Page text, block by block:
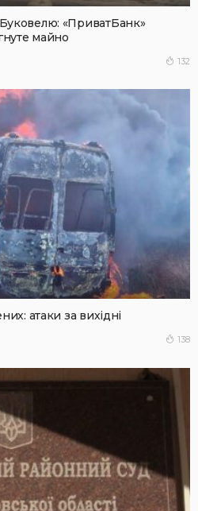
«ПриватБанк»
майно
132
атаки за вихідні
138